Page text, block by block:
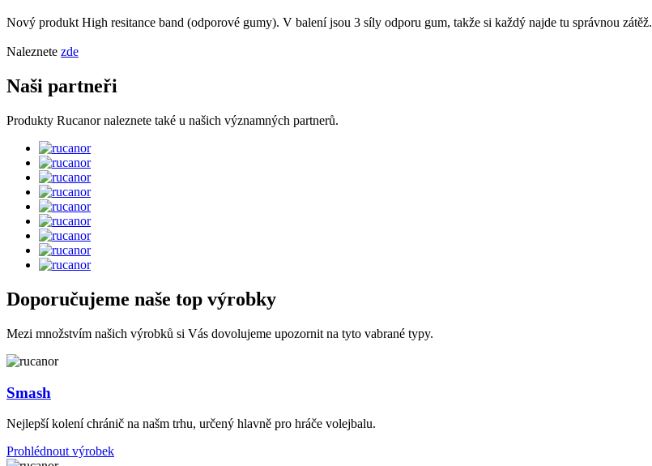
Nový produkt High resitance band (odporové gumy). V balení jsou 3 síly odporu gum, takže si každý najde tu správnou zátěž.
Naleznete zde
Naši partneři
Produkty Rucanor naleznete také u našich významných partnerů.
Doporučujeme naše top výrobky
Mezi množstvím našich výrobků si Vás dovolujeme upozornit na tyto vabrané typy.
Smash
Nejlepší kolení chránič na našm trhu, určený hlavně pro hráče volejbalu.
Prohlédnout výrobek